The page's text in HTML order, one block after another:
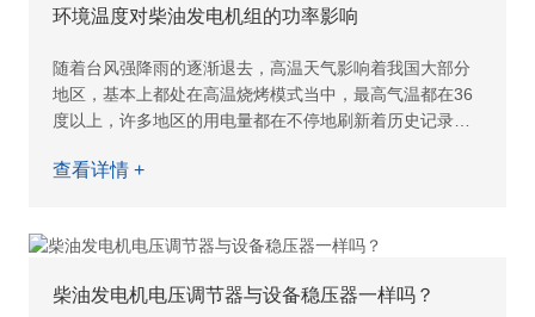
环境温度对柴油发电机组的功率影响
随着台风强降雨的逐渐退去，高温天气影响着我国大部分
地区，基本上都处在高温烧烤模式当中，最高气温都在36
度以上，许多地区的用电量都在不停地刷新着历史记录。
化而
查看详情 +
柴油发电机电压调节器与设备稳压器一样吗？